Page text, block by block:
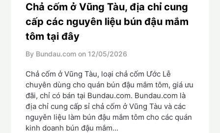
Chả cốm ở Vũng Tàu, địa chỉ cung
cấp các nguyên liệu bún đậu mắm
tôm tại đây
By Bundau.com on 12/05/2026
Chả cốm ở Vũng Tàu, loại chả cốm Ước Lễ
chuyên dùng cho quán bún đậu mắm tôm, giá ưu
đãi, chỉ có bán tại Bundau.com. Bundau.com là
địa chỉ cung cấp sỉ chả cốm ở Vũng Tàu và các
nguyên liệu làm bún đậu mắm tôm cho các quán
kinh doanh bún đậu mắm…